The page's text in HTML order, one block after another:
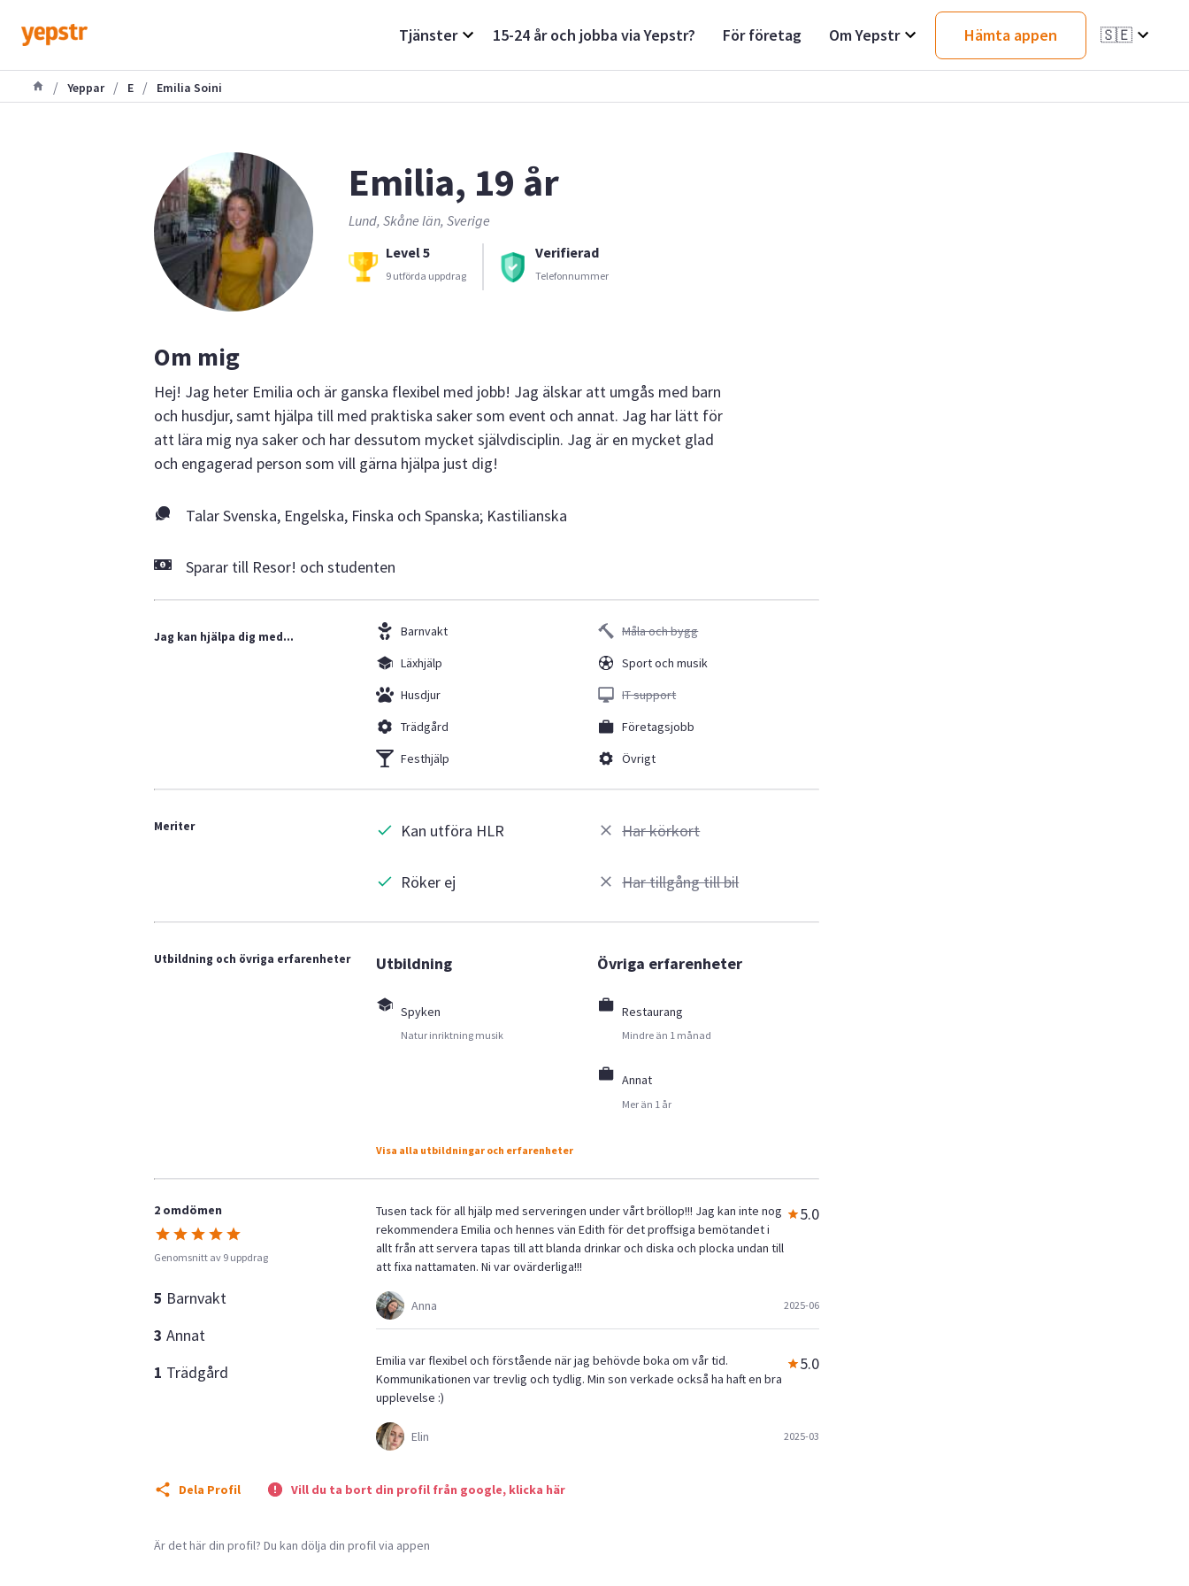
Tjänster 15-24 år och jobba via Yepstr? För företag Om Yepstr Hämta appen 🇸🇪
/ Yeppar / E / Emilia Soini
Emilia, 19 år
Lund, Skåne län, Sverige
Level 5
9 utförda uppdrag
Verifierad
Telefonnummer
Om mig
Hej! Jag heter Emilia och är ganska flexibel med jobb! Jag älskar att umgås med barn
och husdjur, samt hjälpa till med praktiska saker som event och annat. Jag har lätt för
att lära mig nya saker och har dessutom mycket självdisciplin. Jag är en mycket glad
och engagerad person som vill gärna hjälpa just dig!
Talar Svenska, Engelska, Finska och Spanska; Kastilianska
Sparar till Resor! och studenten
Jag kan hjälpa dig med...
Barnvakt
Läxhjälp
Husdjur
Trädgård
Festhjälp
Måla och bygg
Sport och musik
IT support
Företagsjobb
Övrigt
Meriter Kan utföra HLR
Röker ej
Har körkort
Har tillgång till bil
Utbildning och övriga erfarenheter Utbildning
Spyken
Natur inriktning musik
Övriga erfarenheter
Restaurang
Mindre än 1 månad
Annat
Mer än 1 år
Visa alla utbildningar och erfarenheter
2 omdömen
Genomsnitt av 9 uppdrag
5 Barnvakt
3 Annat
1 Trädgård
Tusen tack för all hjälp med serveringen under vårt bröllop!!! Jag kan inte nog
rekommendera Emilia och hennes vän Edith för det proffsiga bemötandet i
allt från att servera tapas till att blanda drinkar och diska och plocka undan till
att fixa nattamaten. Ni var ovärderliga!!!
5.0
Anna 2025-06
Emilia var flexibel och förstående när jag behövde boka om vår tid.
Kommunikationen var trevlig och tydlig. Min son verkade också ha haft en bra
upplevelse :)
5.0
Elin 2025-03
Dela Profil Vill du ta bort din profil från google, klicka här
Är det här din profil? Du kan dölja din profil via appen